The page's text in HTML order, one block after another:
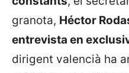
granota, Héctor
entrevista en
dirigent valencià ha